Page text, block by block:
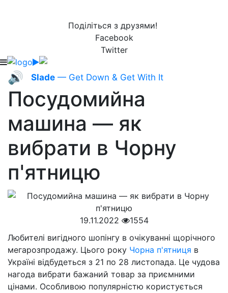
Поділіться з друзями!
Facebook
Twitter
🔊 Slade — Get Down & Get With It
Посудомийна
машина — як
вибрати в Чорну
п'ятницю
19.11.2022
1554
Любителі вигідного шопінгу в очікуванні щорічного
мегарозпродажу. Цього року Чорна п'ятниця в
Україні відбудеться з 21 по 28 листопада. Це чудова
нагода вибрати бажаний товар за приємними
цінами. Особливою популярністю користується